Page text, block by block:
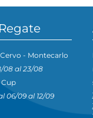
- Montecarlo
08 al 23/08
Cup
06/09 al 12/09